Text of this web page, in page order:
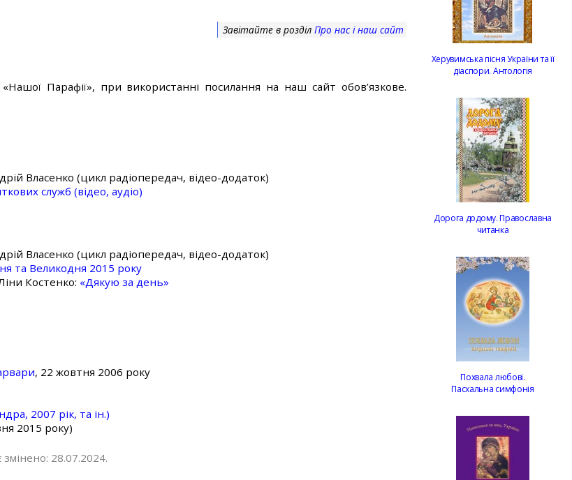
Завітайте в розділ Про нас і наш сайт
Парафії», при використанні посилання на наш сайт обов’язкове.
Власенко (цикл радіопередач, відео-додаток)
служб (відео, аудіо)
Власенко (цикл радіопередач, відео-додаток)
та Великодня 2015 року
Костенко: «Дякую за день»
, 22 жовтня 2006 року
2007 рік, та ін.)
2015 року)
28.07.2024.
Херувимська пісня України та її
діаспори. Антологія
Дорога додому. Православна
читанка
Похвала любові.
Пасхальна симфонія